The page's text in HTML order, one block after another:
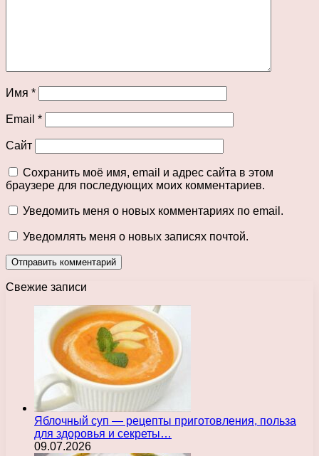
Имя *
Email *
Сайт
Сохранить моё имя, email и адрес сайта в этом
браузере для последующих моих комментариев.
Уведомить меня о новых комментариях по email.
Уведомлять меня о новых записях почтой.
Свежие записи
Яблочный суп — рецепты приготовления, польза
для здоровья и секреты…
09.07.2026